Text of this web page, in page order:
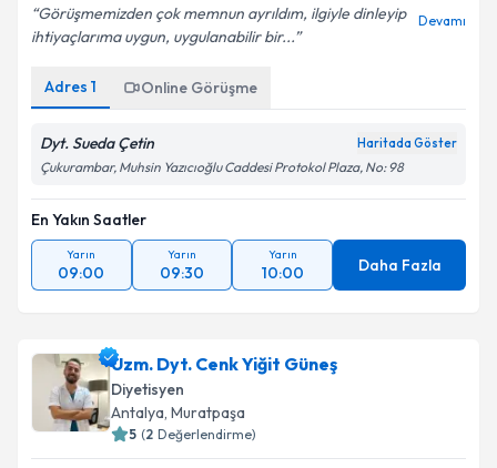
Görüşmemizden çok memnun ayrıldım, ilgiyle dinleyip
ihtiyaçlarıma uygun, uygulanabilir bir...
Devamı
Adres 1 Online Görüşme
Dyt. Sueda Çetin Haritada Göster
Çukurambar, Muhsin Yazıcıoğlu Caddesi Protokol Plaza, No: 98
En Yakın Saatler
Yarın
09:00
Yarın
09:30
Yarın
10:00 Daha Fazla
Uzm. Dyt. Cenk Yiğit Güneş
Diyetisyen
Antalya, Muratpaşa
5 (2 Değerlendirme)